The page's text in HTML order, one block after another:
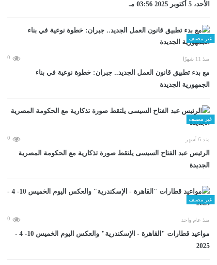
الأحد، 5 أكتوبر 2025 03:56 مـ
غير مصنف
منذ 11 شهرًا 0
مع بدء تطبيق قانون العمل الجديد.. جبران: خطوة نوعية في بناء
الجمهورية الجديدة
غير مصنف
منذ 6 أشهر 0
الرئيس عبد الفتاح السيسى يلتقط صورة تذكارية مع الحكومة المصرية
الجديدة
غير مصنف
منذ عام واحد 0
مواعيد قطارات "القاهرة - الإسكندرية" والعكس اليوم الخميس 10- 4 -
2025